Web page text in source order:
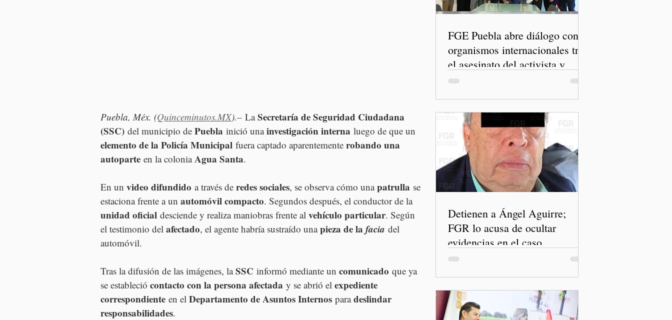
Puebla, Méx. (Quinceminutos.MX).– La Secretaría de Seguridad Ciudadana
(SSC) del municipio de Puebla inició una investigación interna luego de que un
elemento de la Policía Municipal fuera captado aparentemente robando una
autoparte en la colonia Agua Santa.
En un video difundido a través de redes sociales, se observa cómo una patrulla se
estaciona frente a un automóvil compacto. Segundos después, el conductor de la
unidad oficial desciende y realiza maniobras frente al vehículo particular. Según
el testimonio del afectado, el agente habría sustraído una pieza de la facia del
automóvil.
Tras la difusión de las imágenes, la SSC informó mediante un comunicado que ya
se estableció contacto con la persona afectada y se abrió el expediente
correspondiente en el Departamento de Asuntos Internos para deslindar
responsabilidades.
FGE Puebla abre diálogo con
organismos internacionales tras
el asesinato del activista y
comunicador Josué Martínez
Detienen a Ángel Aguirre;
FGR lo acusa de ocultar
evidencias en el caso
Ayotzinapa